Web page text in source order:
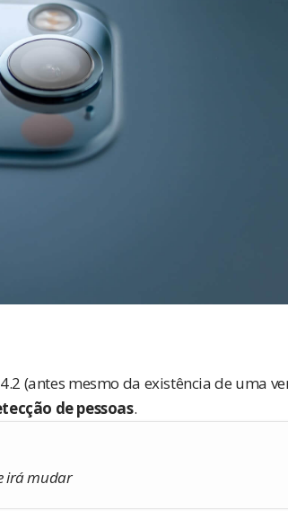
(antes mesmo da existência de uma
de pessoas.
irá mudar